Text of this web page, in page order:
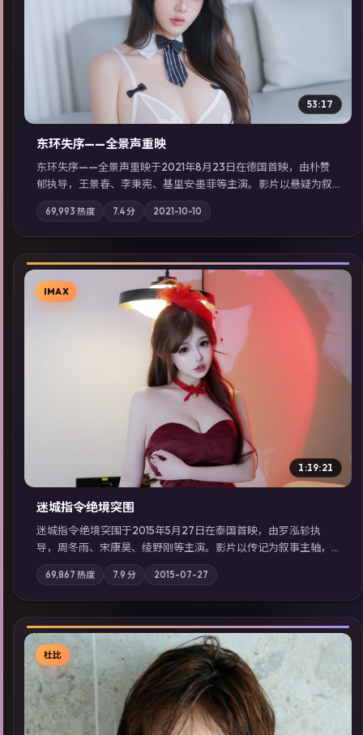
▶
53:17
东环失序——全景声重映
东环失序——全景声重映于2021年8月23日在德国首映，由朴赞
郁执导，王景春、李秉宪、基里安·墨菲等主演。影片以悬疑为叙
事主轴，科技与人性的边界在实验事故后逐渐模糊；摄影与配乐
强化地域气质；站内亦可通过「国产免费观看高清电视剧在线
看」延展检索同类型高分佳作，畅享高清在线追剧体验。
69,993 热度 7.4分 2021-10-10
▶
IMAX
1:19:21
迷城指令·绝境突围
迷城指令·绝境突围于2015年5月27日在泰国首映，由罗泓轸执
导，周冬雨、宋康昊、绫野刚等主演。影片以传记为叙事主轴，
记忆碎片重组后，主角发现自己从未活过“真实”的一天；摄影与
配乐强化地域气质；站内亦可通过「国产免费观看高清电视剧在
线看」延展检索同类型高分佳作，畅享高清在线追剧体验。
69,867 热度 7.9 分 2015-07-27
杜比